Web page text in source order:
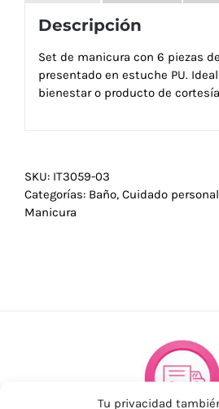
Tu privacidad
Descripción
Set de manicura con 6 piezas
presentado en estuche PU.
bienestar o producto de
SKU: IT3059-03
Categorías: Baño, Cuidado
Manicura